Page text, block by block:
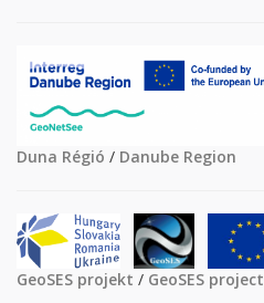
Duna Régió / Danube Region
GeoSES projekt / GeoSES project